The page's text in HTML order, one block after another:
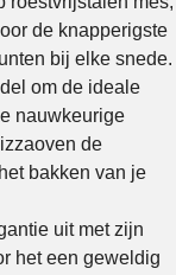
de knapperigste
bij elke snede.
om de ideale
nauwkeurige
de
bakken van je
uit met zijn
het een geweldig